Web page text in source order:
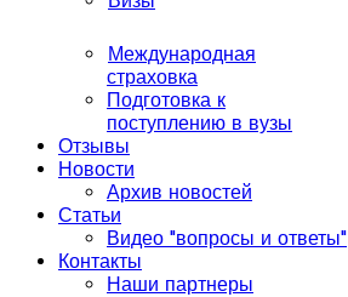
Международная
страховка
Подготовка к
поступлению в вузы
Отзывы
Новости
Архив новостей
Статьи
Видео "вопросы и ответы"
Контакты
Наши партнеры